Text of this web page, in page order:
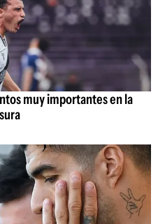
muy importantes en la